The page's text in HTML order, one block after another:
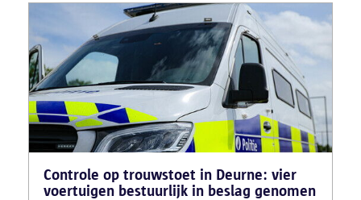
Controle op trouwstoet in Deurne: vier
voertuigen bestuurlijk in beslag genomen